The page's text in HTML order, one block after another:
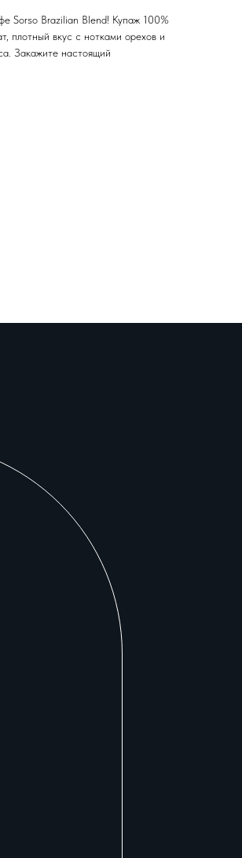
Sorso Brazilian Blend! Купаж 100%
плотный вкус с нотками орехов и
Закажите настоящий